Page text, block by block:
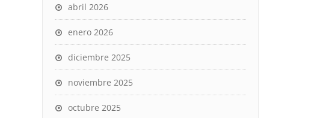
abril 2026
enero 2026
diciembre 2025
noviembre 2025
octubre 2025